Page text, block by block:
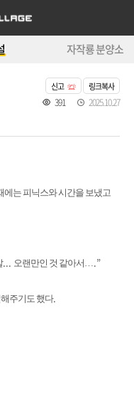
자작룡 분양소
신고 링크복사
391 2025.10.27
에는 피닉스와 시간을 보냈고
... 오랜만인 것 같아서….”
주기도 했다.